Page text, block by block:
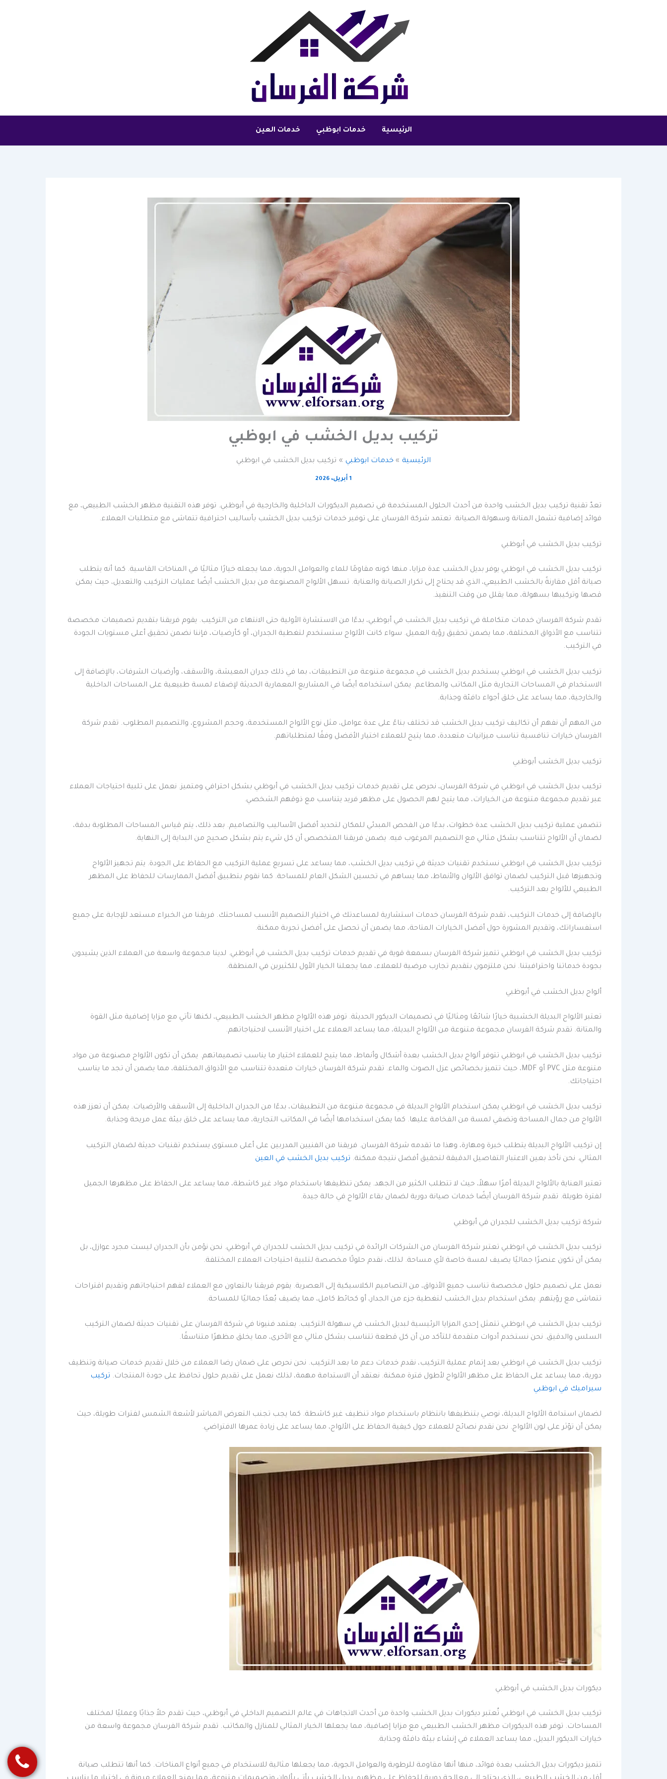
الرئيسية خدمات ابوظبي خدمات العين
تركيب بديل الخشب في ابوظبي
الرئيسية خدمات ابوظبي تركيب بديل الخشب في ابوظبي
1 أبريل، 2026
تعدّ تقنية تركيب بديل الخشب واحدة من أحدث الحلول المستخدمة في تصميم الديكورات الداخلية والخارجية في أبوظبي. توفر هذه التقنية مظهر الخشب الطبيعي، مع
فوائد إضافية تشمل المتانة وسهولة الصيانة. تعتمد شركة الفرسان على توفير خدمات تركيب بديل الخشب بأساليب احترافية تتماشى مع متطلبات العملاء.
تركيب بديل الخشب في أبوظبي
تركيب بديل الخشب في ابوظبي يوفر بديل الخشب عدة مزايا، منها كونه مقاومًا للماء والعوامل الجوية، مما يجعله خيارًا مثاليًا في المناخات القاسية. كما أنه يتطلب
صيانة أقل مقارنةً بالخشب الطبيعي، الذي قد يحتاج إلى تكرار الصيانة والعناية. تسهل الألواح المصنوعة من بديل الخشب أيضًا عمليات التركيب والتعديل، حيث يمكن
قصها وتركيبها بسهولة، مما يقلل من وقت التنفيذ.
تقدم شركة الفرسان خدمات متكاملة في تركيب بديل الخشب في أبوظبي، بدءًا من الاستشارة الأولية حتى الانتهاء من التركيب. يقوم فريقنا بتقديم تصميمات مخصصة
تتناسب مع الأذواق المختلفة، مما يضمن تحقيق رؤية العميل. سواء كانت الألواح ستستخدم لتغطية الجدران، أو كأرضيات، فإننا نضمن تحقيق أعلى مستويات الجودة
في التركيب.
تركيب بديل الخشب في ابوظبي يستخدم بديل الخشب في مجموعة متنوعة من التطبيقات، بما في ذلك جدران المعيشة، والأسقف، وأرضيات الشرفات، بالإضافة إلى
الاستخدام في المساحات التجارية مثل المكاتب والمطاعم. يمكن استخدامه أيضًا في المشاريع المعمارية الحديثة لإضفاء لمسة طبيعية على المساحات الداخلية
والخارجية، مما يساعد على خلق أجواء دافئة وجذابة.
من المهم أن نفهم أن تكاليف تركيب بديل الخشب قد تختلف بناءً على عدة عوامل، مثل نوع الألواح المستخدمة، وحجم المشروع، والتصميم المطلوب. تقدم شركة
الفرسان خيارات تنافسية تناسب ميزانيات متعددة، مما يتيح للعملاء اختيار الأفضل وفقًا لمتطلباتهم.
تركيب بديل الخشب أبوظبي
تركيب بديل الخشب في ابوظبي في شركة الفرسان، نحرص على تقديم خدمات تركيب بديل الخشب في أبوظبي بشكل احترافي ومتميز. نعمل على تلبية احتياجات العملاء
عبر تقديم مجموعة متنوعة من الخيارات، مما يتيح لهم الحصول على مظهر فريد يتناسب مع ذوقهم الشخصي.
تتضمن عملية تركيب بديل الخشب عدة خطوات، بدءًا من الفحص المبدئي للمكان لتحديد أفضل الأساليب والتصاميم. بعد ذلك، يتم قياس المساحات المطلوبة بدقة،
لضمان أن الألواح تتناسب بشكل مثالي مع التصميم المرغوب فيه. يضمن فريقنا المتخصص أن كل شيء يتم بشكل صحيح من البداية إلى النهاية.
تركيب بديل الخشب في ابوظبي نستخدم تقنيات حديثة في تركيب بديل الخشب، مما يساعد على تسريع عملية التركيب مع الحفاظ على الجودة. يتم تجهيز الألواح
وتجهيزها قبل التركيب لضمان توافق الألوان والأنماط، مما يساهم في تحسين الشكل العام للمساحة. كما نقوم بتطبيق أفضل الممارسات للحفاظ على المظهر
الطبيعي للألواح بعد التركيب.
بالإضافة إلى خدمات التركيب، تقدم شركة الفرسان خدمات استشارية لمساعدتك في اختيار التصميم الأنسب لمساحتك. فريقنا من الخبراء مستعد للإجابة على جميع
استفساراتك، وتقديم المشورة حول أفضل الخيارات المتاحة، مما يضمن أن تحصل على أفضل تجربة ممكنة.
تركيب بديل الخشب في ابوظبي تتميز شركة الفرسان بسمعة قوية في تقديم خدمات تركيب بديل الخشب في أبوظبي. لدينا مجموعة واسعة من العملاء الذين يشيدون
بجودة خدماتنا واحترافيتنا. نحن ملتزمون بتقديم تجارب مرضية للعملاء، مما يجعلنا الخيار الأول للكثيرين في المنطقة.
ألواح بديل الخشب في أبوظبي
تعتبر الألواح البديلة الخشبية خيارًا شائعًا ومثاليًا في تصميمات الديكور الحديثة. توفر هذه الألواح مظهر الخشب الطبيعي، لكنها تأتي مع مزايا إضافية مثل القوة
والمتانة. تقدم شركة الفرسان مجموعة متنوعة من الألواح البديلة، مما يساعد العملاء على اختيار الأنسب لاحتياجاتهم.
تركيب بديل الخشب في ابوظبي تتوفر ألواح بديل الخشب بعدة أشكال وأنماط، مما يتيح للعملاء اختيار ما يناسب تصميماتهم. يمكن أن تكون الألواح مصنوعة من مواد
متنوعة مثل PVC أو MDF، حيث تتميز بخصائص عزل الصوت والماء. تقدم شركة الفرسان خيارات متعددة تتناسب مع الأذواق المختلفة، مما يضمن أن تجد ما يناسب
احتياجاتك.
تركيب بديل الخشب في ابوظبي يمكن استخدام الألواح البديلة في مجموعة متنوعة من التطبيقات، بدءًا من الجدران الداخلية إلى الأسقف والأرضيات. يمكن أن تعزز هذه
الألواح من جمال المساحة وتضفي لمسة من الفخامة عليها. كما يمكن استخدامها أيضًا في المكاتب التجارية، مما يساعد على خلق بيئة عمل مريحة وجذابة.
إن تركيب الألواح البديلة يتطلب خبرة ومهارة، وهذا ما تقدمه شركة الفرسان. فريقنا من الفنيين المدربين على أعلى مستوى يستخدم تقنيات حديثة لضمان التركيب
المثالي. نحن نأخذ بعين الاعتبار التفاصيل الدقيقة لتحقيق أفضل نتيجة ممكنة. تركيب بديل الخشب في العين
تعتبر العناية بالألواح البديلة أمرًا سهلاً، حيث لا تتطلب الكثير من الجهد. يمكن تنظيفها باستخدام مواد غير كاشطة، مما يساعد على الحفاظ على مظهرها الجميل
لفترة طويلة. تقدم شركة الفرسان أيضًا خدمات صيانة دورية لضمان بقاء الألواح في حالة جيدة.
شركة تركيب بديل الخشب للجدران في أبوظبي
تركيب بديل الخشب في ابوظبي تعتبر شركة الفرسان من الشركات الرائدة في تركيب بديل الخشب للجدران في أبوظبي. نحن نؤمن بأن الجدران ليست مجرد عوازل، بل
يمكن أن تكون عنصرًا جماليًا يضيف لمسة خاصة لأي مساحة. لذلك، نقدم حلولًا مخصصة لتلبية احتياجات العملاء المختلفة.
نعمل على تصميم حلول مخصصة تناسب جميع الأذواق، من التصاميم الكلاسيكية إلى العصرية. يقوم فريقنا بالتعاون مع العملاء لفهم احتياجاتهم وتقديم اقتراحات
تتماشى مع رؤيتهم. يمكن استخدام بديل الخشب لتغطية جزء من الجدار، أو كحائط كامل، مما يضيف بُعدًا جماليًا للمساحة.
تركيب بديل الخشب في ابوظبي تتمثل إحدى المزايا الرئيسية لبديل الخشب في سهولة التركيب. يعتمد فنيونا في شركة الفرسان على تقنيات حديثة لضمان التركيب
السلس والدقيق. نحن نستخدم أدوات متقدمة للتأكد من أن كل قطعة تتناسب بشكل مثالي مع الأخرى، مما يخلق مظهرًا متناسقًا.
تركيب بديل الخشب في ابوظبي بعد إتمام عملية التركيب، نقدم خدمات دعم ما بعد التركيب. نحن نحرص على ضمان رضا العملاء من خلال تقديم خدمات صيانة وتنظيف
دورية، مما يساعد على الحفاظ على مظهر الألواح لأطول فترة ممكنة. نعتقد أن الاستدامة مهمة، لذلك نعمل على تقديم حلول تحافظ على جودة المنتجات. تركيب
سيراميك في ابوظبي
لضمان استدامة الألواح البديلة، نوصي بتنظيفها بانتظام باستخدام مواد تنظيف غير كاشطة. كما يجب تجنب التعرض المباشر لأشعة الشمس لفترات طويلة، حيث
يمكن أن تؤثر على لون الألواح. نحن نقدم نصائح للعملاء حول كيفية الحفاظ على الألواح، مما يساعد على زيادة عمرها الافتراضي.
ديكورات بديل الخشب في أبوظبي
تركيب بديل الخشب في ابوظبي تُعتبر ديكورات بديل الخشب واحدة من أحدث الاتجاهات في عالم التصميم الداخلي في أبوظبي، حيث تقدم حلاً جذابًا وعمليًا لمختلف
المساحات. توفر هذه الديكورات مظهر الخشب الطبيعي مع مزايا إضافية، مما يجعلها الخيار المثالي للمنازل والمكاتب. تقدم شركة الفرسان مجموعة واسعة من
خيارات الديكور البديل، مما يساعد العملاء في إنشاء بيئة دافئة وجذابة.
تتميز ديكورات بديل الخشب بعدة فوائد، منها أنها مقاومة للرطوبة والعوامل الجوية، مما يجعلها مثالية للاستخدام في جميع أنواع المناخات. كما أنها تتطلب صيانة